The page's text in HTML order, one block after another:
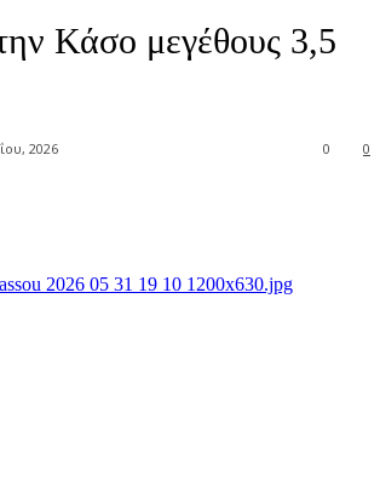
Κάσο μεγέθους 3,5
2026 0
0